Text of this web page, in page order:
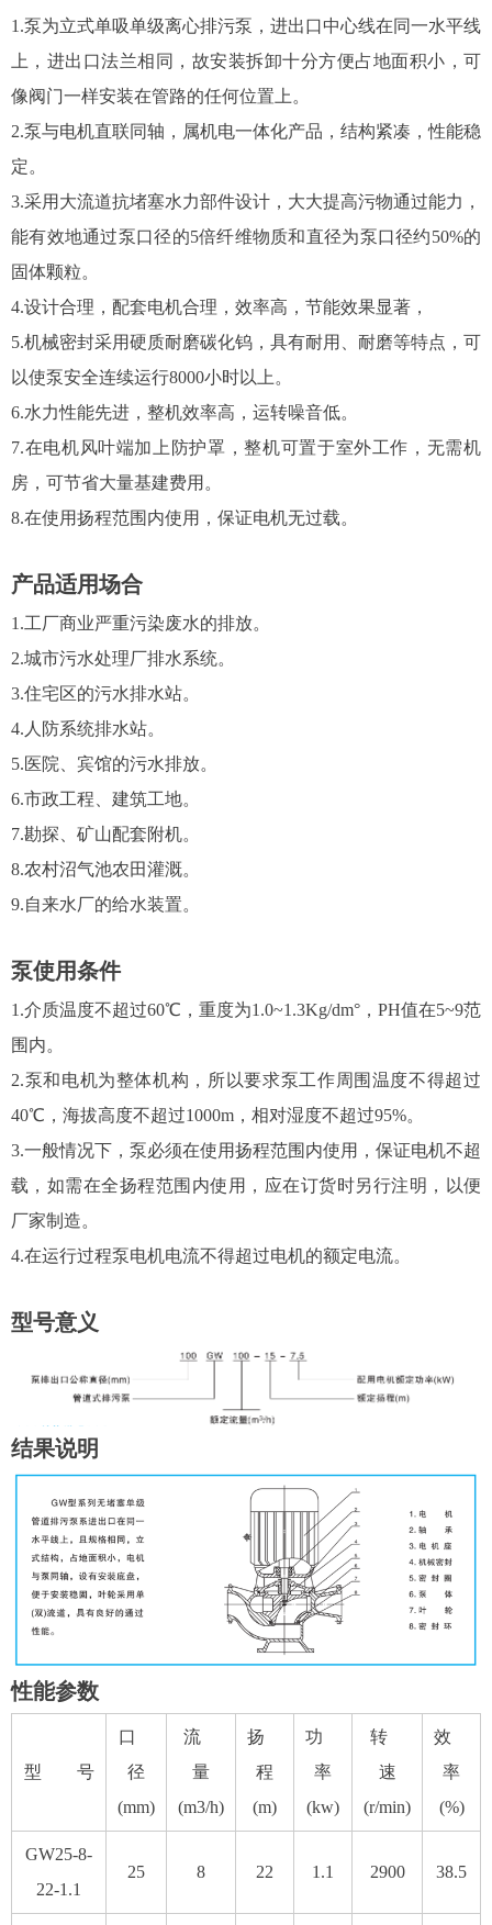
1.泵为立式单吸单级离心排污泵，进出口中心线在同一水平线
上，进出口法兰相同，故安装拆卸十分方便占地面积小，可
像阀门一样安装在管路的任何位置上。
2.泵与电机直联同轴，属机电一体化产品，结构紧凑，性能稳
定。
3.采用大流道抗堵塞水力部件设计，大大提高污物通过能力，
能有效地通过泵口径的5倍纤维物质和直径为泵口径约50%的
固体颗粒。
4.设计合理，配套电机合理，效率高，节能效果显著，
5.机械密封采用硬质耐磨碳化钨，具有耐用、耐磨等特点，可
以使泵安全连续运行8000小时以上。
6.水力性能先进，整机效率高，运转噪音低。
7.在电机风叶端加上防护罩，整机可置于室外工作，无需机
房，可节省大量基建费用。
8.在使用扬程范围内使用，保证电机无过载。
产品适用场合
1.工厂商业严重污染废水的排放。
2.城市污水处理厂排水系统。
3.住宅区的污水排水站。
4.人防系统排水站。
5.医院、宾馆的污水排放。
6.市政工程、建筑工地。
7.勘探、矿山配套附机。
8.农村沼气池农田灌溉。
9.自来水厂的给水装置。
泵使用条件
1.介质温度不超过60℃，重度为1.0~1.3Kg/dm°，PH值在5~9范
围内。
2.泵和电机为整体机构，所以要求泵工作周围温度不得超过
40℃，海拔高度不超过1000m，相对湿度不超过95%。
3.一般情况下，泵必须在使用扬程范围内使用，保证电机不超
载，如需在全扬程范围内使用，应在订货时另行注明，以便
厂家制造。
4.在运行过程泵电机电流不得超过电机的额定电流。
型号意义
结果说明
性能参数
型 号
口
径
(mm)
流
量
(m3/h)
扬
程
(m)
功
率
(kw)
转
速
(r/min)
效
率
(%)
GW25-8-
22-1.1
25 8 22 1.1 2900 38.5